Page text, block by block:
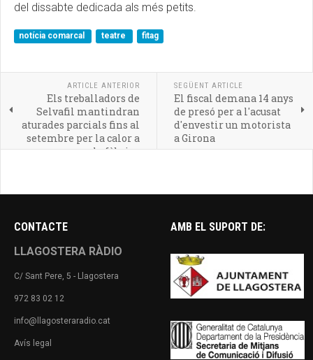
del dissabte dedicada als més petits.
notícia comarcal teatre fitag
ARTICLE ANTERIOR
Els treballadors de
Selvafil mantindran
aturades parcials fins al
setembre per la calor a
la fàbrica
SEGÜENT ARTICLE
El fiscal demana 14 anys
de presó per a l'acusat
d'envestir un motorista
a Girona
CONTACTE
LLAGOSTERA RÀDIO
C/ Sant Pere, 5 - Llagostera
972 83 02 12
info@llagosteraradio.cat
Avís legal
AMB EL SUPORT DE: